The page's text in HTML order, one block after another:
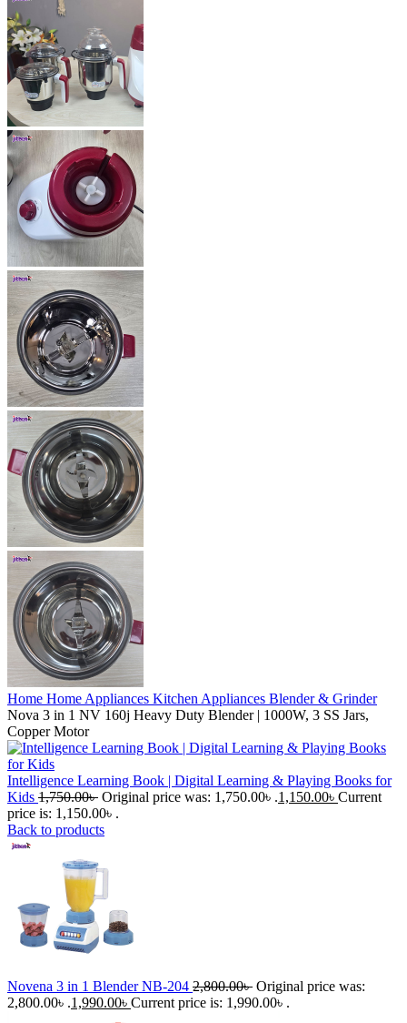
Home Home Appliances Kitchen Appliances Blender & Grinder
Nova 3 in 1 NV 160j Heavy Duty Blender | 1000W, 3 SS Jars,
Copper Motor
Intelligence Learning Book | Digital Learning & Playing Books for
Kids 1,750.00৳ Original price was: 1,750.00৳ .1,150.00৳ Current
price is: 1,150.00৳ .
Back to products
Novena 3 in 1 Blender NB-204 2,800.00৳ Original price was:
2,800.00৳ .1,990.00৳ Current price is: 1,990.00৳ .